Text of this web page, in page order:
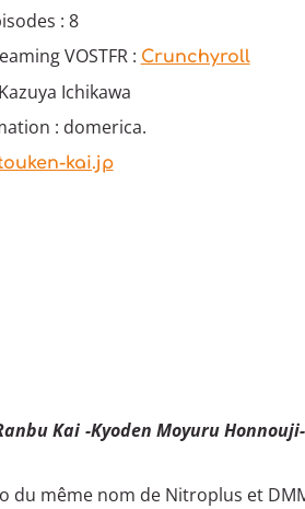
: 8
VOSTFR : Crunchyroll
Ichikawa
: domerica.
kai.jp
Kai -Kyoden Moyuru Honnouji-
du même nom de Nitroplus et